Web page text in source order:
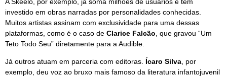
investido em obras narradas por personalidades conhecidas.
Muitos artistas assinam com exclusividade para uma dessas
plataformas, como é o caso de Clarice Falcão , que gravou “Um
Teto Todo Seu” diretamente para a Audible.
Já outros atuam em parceria com editoras. Ícaro Silva, por
exemplo, deu voz ao bruxo mais famoso da literatura infantojuvenil